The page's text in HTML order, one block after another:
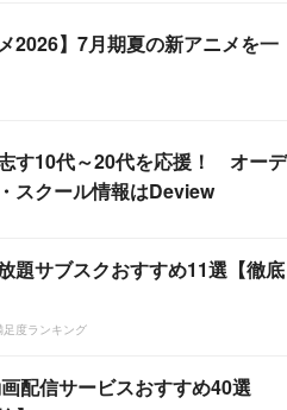
2026】7月期夏の新アニメを一
す10代～20代を応援！ オーデ
スクール情報はDeview
題サブスクおすすめ11選【徹底
度ランキング
配信サービスおすすめ40選